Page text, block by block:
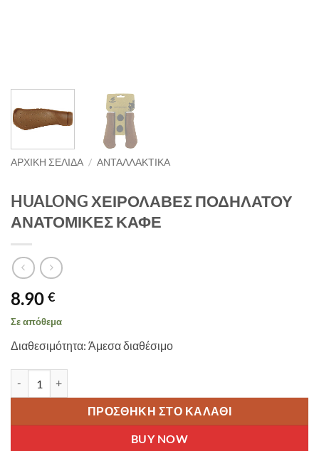
ΑΡΧΙΚΉ ΣΕΛΊΔΑ / ΑΝΤΑΛΛΑΚΤΙΚΑ
HUALONG ΧΕΙΡΟΛΑΒΕΣ ΠΟΔΗΛΑΤΟΥ
ΑΝΑΤΟΜΙΚΕΣ ΚΑΦΕ
8.90 €
Σε απόθεμα
Διαθεσιμότητα: Άμεσα διαθέσιμο
ΠΡΟΣΘΉΚΗ ΣΤΟ ΚΑΛΆΘΙ
BUY NOW